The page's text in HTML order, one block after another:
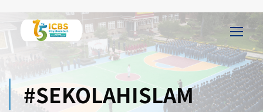
#SEKOLAHISLAM